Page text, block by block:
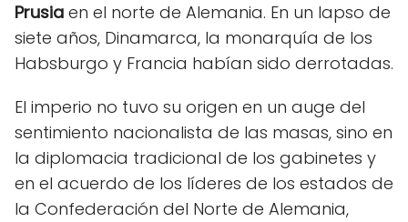
Prusia en el norte de Alemania. En un lapso de
siete años, Dinamarca, la monarquía de los
Habsburgo y Francia habían sido derrotadas.
El imperio no tuvo su origen en un auge del
sentimiento nacionalista de las masas, sino en
la diplomacia tradicional de los gabinetes y
en el acuerdo de los líderes de los estados de
la Confederación del Norte de Alemania,